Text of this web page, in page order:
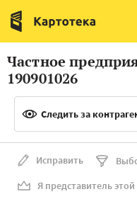
Италия
Люксембург
Латвия
Словения
Франция
Швеция
Частное
190901026
Следить за
Исправить
Я представитель